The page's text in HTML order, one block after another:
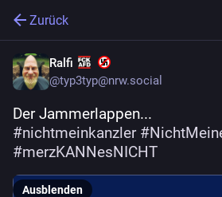
Zurück
Ralfi
@typ3typ@nrw.social
Der Jammerlappen...
#nichtmeinkanzler #
#merzKANNesNICHT
Ausblenden